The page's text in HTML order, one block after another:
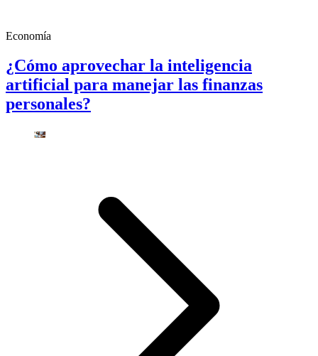
Economía
¿Cómo aprovechar la inteligencia
artificial para manejar las finanzas
personales?